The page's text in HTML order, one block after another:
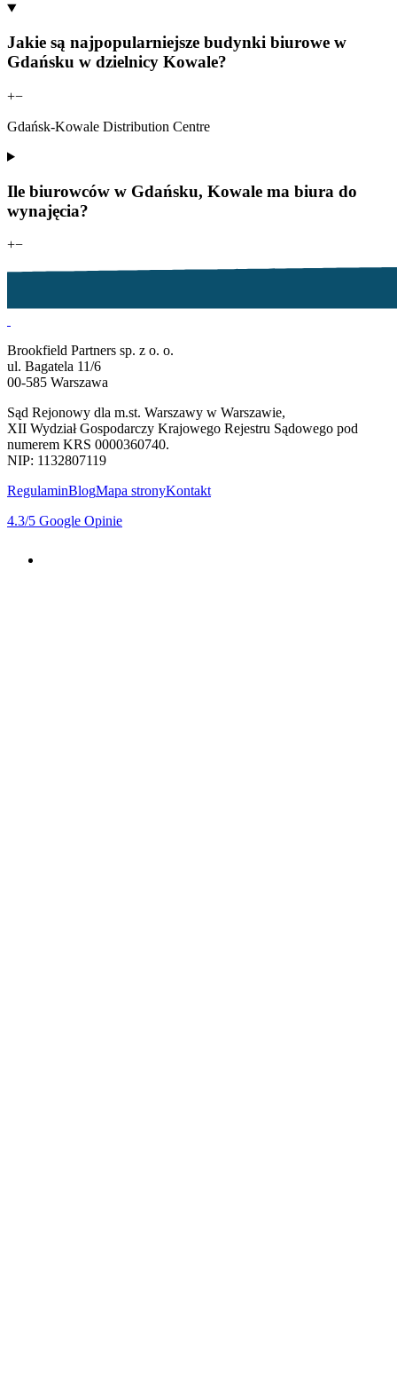
Jakie są najpopularniejsze budynki biurowe w
Gdańsku w dzielnicy Kowale?
+−
Gdańsk-Kowale Distribution Centre
Ile biurowców w Gdańsku, Kowale ma biura do
wynajęcia?
+−
Brookfield Partners sp. z o. o.
ul. Bagatela 11/6
00-585 Warszawa
Sąd Rejonowy dla m.st. Warszawy w Warszawie,
XII Wydział Gospodarczy Krajowego Rejestru Sądowego pod
numerem KRS 0000360740.
NIP: 1132807119
RegulaminBlogMapa stronyKontakt
4.3/5 Google Opinie